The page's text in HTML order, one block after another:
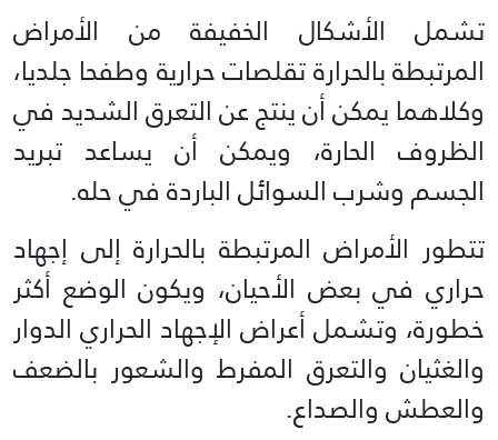
تشمل الأشكال الخفيفة من الأمراض
المرتبطة بالحرارة تقلصات حرارية وطفحا جلديا،
وكلاهما يمكن أن ينتج عن التعرق الشديد في
الظروف الحارة، ويمكن أن يساعد تبريد
الجسم وشرب السوائل الباردة في حله.
تتطور الأمراض المرتبطة بالحرارة إلى إجهاد
حراري في بعض الأحيان، ويكون الوضع أكثر
خطورة، وتشمل أعراض الإجهاد الحراري الدوار
والغثيان والتعرق المفرط والشعور بالضعف
والعطش والصداع.